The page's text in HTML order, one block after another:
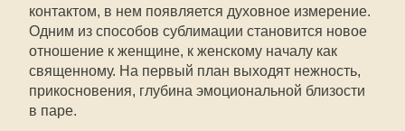
контактом, в нем появляется духовное измерение.
Одним из способов сублимации становится новое
отношение к женщине, к женскому началу как
священному. На первый план выходят нежность,
прикосновения, глубина эмоциональной близости
в паре.